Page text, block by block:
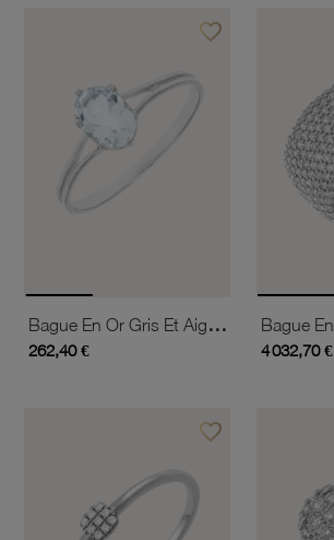
favorite_borderAjouter à vos favoris
Bague En Or Gris Et Aigue Marine
262,40 € 4 032,70 €
favorite_borderAjouter à vos favoris